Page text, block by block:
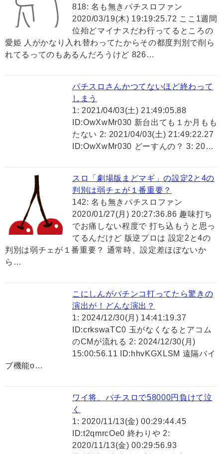
818: 名も無きパチスロファン
2020/03/19(木) 19:19:25.72 ここ1週間
位殆どマイナスだわ行ってるところの
愛姫 人がかなり入れ替わってたからその都度判別で削ら
れてるってのもあるんだろうけど 826…
パチスロさんかつてないほど終わって
しまう
1: 2021/04/03(土) 21:49:05.88
ID:OwXwMr030 新台出ても１か月もも
たない 2: 2021/04/03(土) 21:49:22.27
ID:OwXwMr030 どーすんの？ 3: 20…
スロ「劇場版まどマギ」の設定2と4の
判別は弱チェが１番重要？
142: 名も無きパチスロファン
2020/01/27(月) 20:27:36.86 趣味打ち
でお痛しない程度で 打ち込もうと思っ
てるんだけど 版逆プロは 設定2と4の
判別は弱チェが１番重要？ 通常時、設定差ほぼないか
ら…
こにしんがパチンコ打ってたら驚きの
演出が！どんな演出？
1: 2024/12/30(月) 14:41:19.37
ID:crkswaTC0 玉がなくなるとアコム
のCMが流れる 2: 2024/12/30(月)
15:00:56.11 ID:hhvKGXLSM 遠隔バイ
ブ機能o…
ワイ将、パチスロで58000円負けて泣
く
1: 2020/11/13(金) 00:29:44.45
ID:t2qmrcOe0 終わりや 2:
2020/11/13(金) 00:29:56.93